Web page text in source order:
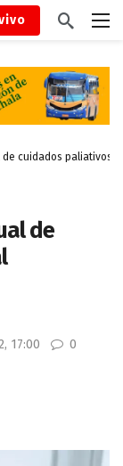
de cuidados paliativos
de
17:00
0